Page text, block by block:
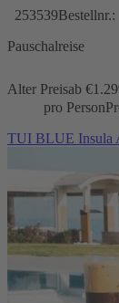
253539Bestellnr.:
Pauschalreise
Alter Preisab €
pro Person
TUI BLUE Insula